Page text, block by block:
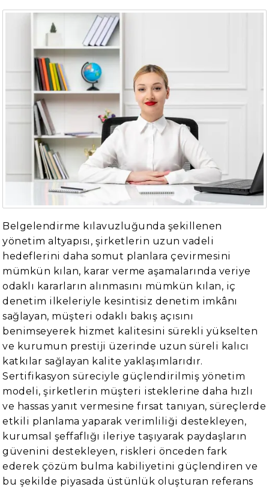
Belgelendirme kılavuzluğunda şekillenen
yönetim altyapısı, şirketlerin uzun vadeli
hedeflerini daha somut planlara çevirmesini
mümkün kılan, karar verme aşamalarında veriye
odaklı kararların alınmasını mümkün kılan, iç
denetim ilkeleriyle kesintisiz denetim imkânı
sağlayan, müşteri odaklı bakış açısını
benimseyerek hizmet kalitesini sürekli yükselten
ve kurumun prestiji üzerinde uzun süreli kalıcı
katkılar sağlayan kalite yaklaşımlarıdır.
Sertifikasyon süreciyle güçlendirilmiş yönetim
modeli, şirketlerin müşteri isteklerine daha hızlı
ve hassas yanıt vermesine fırsat tanıyan, süreçlerde
etkili planlama yaparak verimliliği destekleyen,
kurumsal şeffaflığı ileriye taşıyarak paydaşların
güvenini destekleyen, riskleri önceden fark
ederek çözüm bulma kabiliyetini güçlendiren ve
bu şekilde piyasada üstünlük oluşturan referans